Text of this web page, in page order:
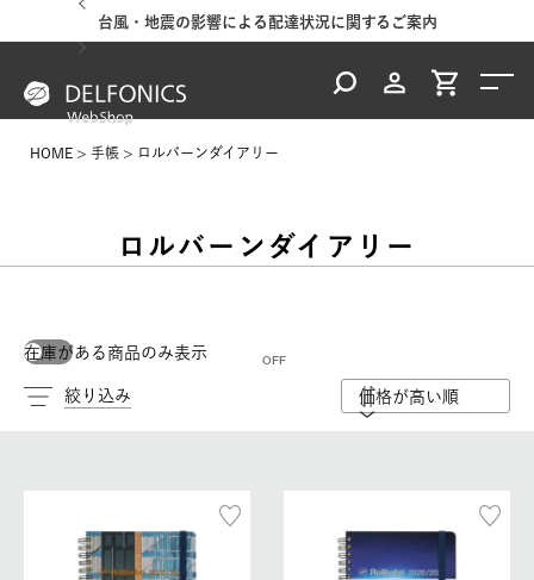
台風・地震の影響による配達状況に関するご案内
HOME 手帳 ロルバーンダイアリー
ロルバーンダイアリー
在庫がある商品のみ表示
絞り込み 価格が高い順